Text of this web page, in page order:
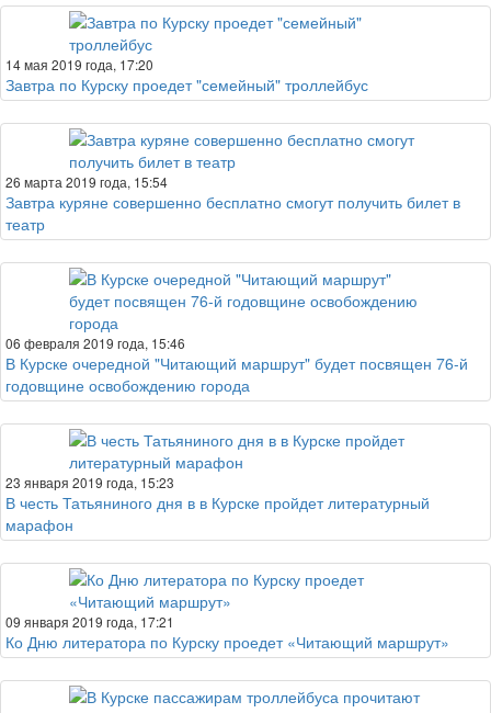
14 мая 2019 года, 17:20
Завтра по Курску проедет "семейный" троллейбус
26 марта 2019 года, 15:54
Завтра куряне совершенно бесплатно смогут получить билет в
театр
06 февраля 2019 года, 15:46
В Курске очередной "Читающий маршрут" будет посвящен 76-й
годовщине освобождению города
23 января 2019 года, 15:23
В честь Татьяниного дня в в Курске пройдет литературный
марафон
09 января 2019 года, 17:21
Ко Дню литератора по Курску проедет «Читающий маршрут»